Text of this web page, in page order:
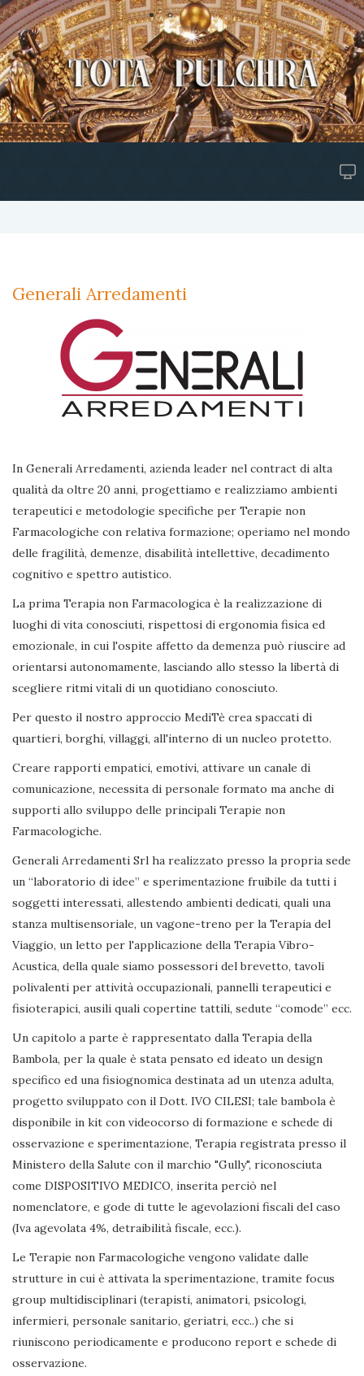
Generali Arredamenti
In Generali Arredamenti, azienda leader nel contract di alta
qualità da oltre 20 anni, progettiamo e realizziamo ambienti
terapeutici e metodologie specifiche per Terapie non
Farmacologiche con relativa formazione; operiamo nel mondo
delle fragilità, demenze, disabilità intellettive, decadimento
cognitivo e spettro autistico.
La prima Terapia non Farmacologica è la realizzazione di
luoghi di vita conosciuti, rispettosi di ergonomia fisica ed
emozionale, in cui l'ospite affetto da demenza può riuscire ad
orientarsi autonomamente, lasciando allo stesso la libertà di
scegliere ritmi vitali di un quotidiano conosciuto.
Per questo il nostro approccio MediTè crea spaccati di
quartieri, borghi, villaggi, all'interno di un nucleo protetto.
Creare rapporti empatici, emotivi, attivare un canale di
comunicazione, necessita di personale formato ma anche di
supporti allo sviluppo delle principali Terapie non
Farmacologiche.
Generali Arredamenti Srl ha realizzato presso la propria sede
un “laboratorio di idee” e sperimentazione fruibile da tutti i
soggetti interessati, allestendo ambienti dedicati, quali una
stanza multisensoriale, un vagone-treno per la Terapia del
Viaggio, un letto per l'applicazione della Terapia Vibro-
Acustica, della quale siamo possessori del brevetto, tavoli
polivalenti per attività occupazionali, pannelli terapeutici e
fisioterapici, ausili quali copertine tattili, sedute “comode” ecc.
Un capitolo a parte è rappresentato dalla Terapia della
Bambola, per la quale è stata pensato ed ideato un design
specifico ed una fisiognomica destinata ad un utenza adulta,
progetto sviluppato con il Dott. IVO CILESI; tale bambola è
disponibile in kit con videocorso di formazione e schede di
osservazione e sperimentazione, Terapia registrata presso il
Ministero della Salute con il marchio "Gully", riconosciuta
come DISPOSITIVO MEDICO, inserita perciò nel
nomenclatore, e gode di tutte le agevolazioni fiscali del caso
(Iva agevolata 4%, detraibilità fiscale, ecc.).
Le Terapie non Farmacologiche vengono validate dalle
strutture in cui è attivata la sperimentazione, tramite focus
group multidisciplinari (terapisti, animatori, psicologi,
infermieri, personale sanitario, geriatri, ecc..) che si
riuniscono periodicamente e producono report e schede di
osservazione.